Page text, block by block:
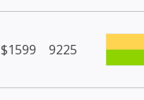
$1599 9225